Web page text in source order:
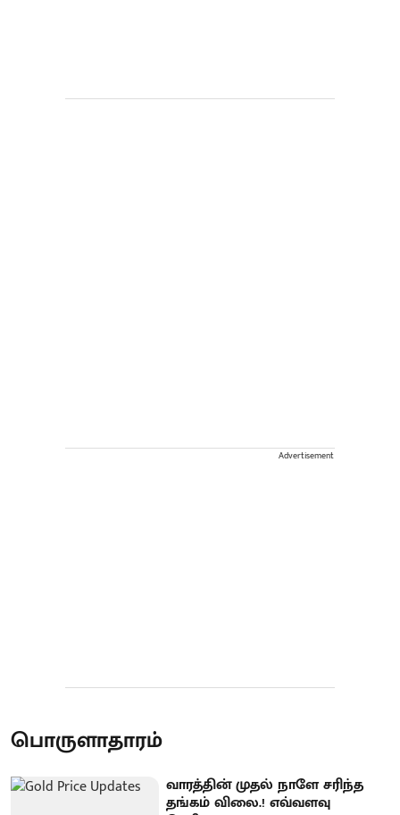
Advertisement
பொருளாதாரம்
வாரத்தின் முதல் நாளே சரிந்த
தங்கம் விலை.! எவ்வளவு